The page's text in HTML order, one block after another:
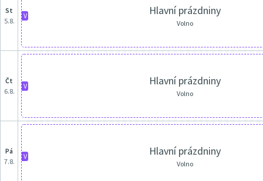
st
5.8.
V Hlavní prázdniny
Volno
čt
6.8.
V Hlavní prázdniny
Volno
pá
7.8.
V Hlavní prázdniny
Volno